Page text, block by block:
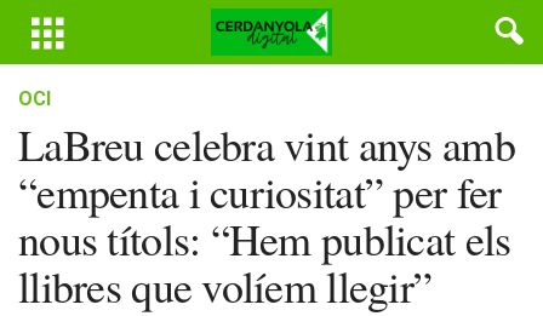
OCI
LaBreu celebra vint anys amb
“empenta i curiositat” per fer
nous títols: “Hem publicat els
llibres que volíem llegir”